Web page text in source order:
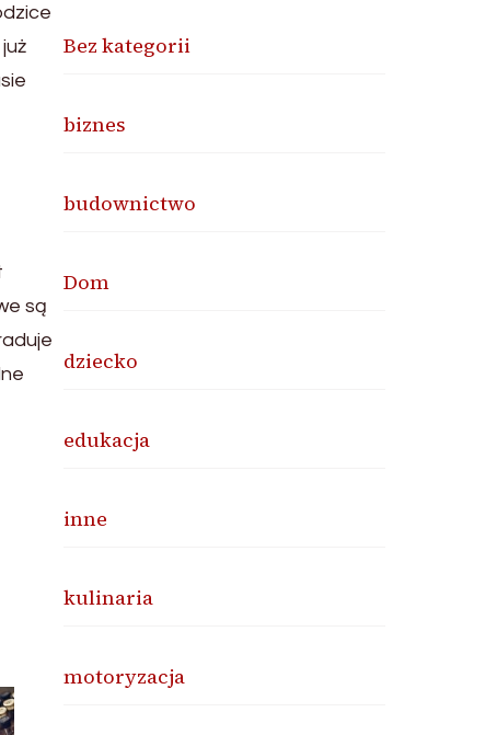
są
Bez kategorii
biznes
budownictwo
Dom
dziecko
edukacja
inne
kulinaria
motoryzacja